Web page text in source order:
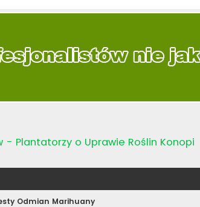
- Plantatorzy o Uprawie Roślin Konopi
Odmian Marihuany